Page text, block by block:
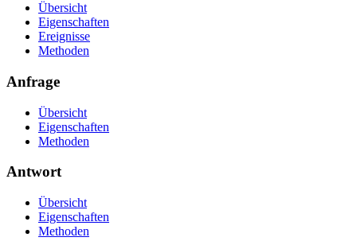
Übersicht
Eigenschaften
Ereignisse
Methoden
Anfrage
Übersicht
Eigenschaften
Methoden
Antwort
Übersicht
Eigenschaften
Methoden